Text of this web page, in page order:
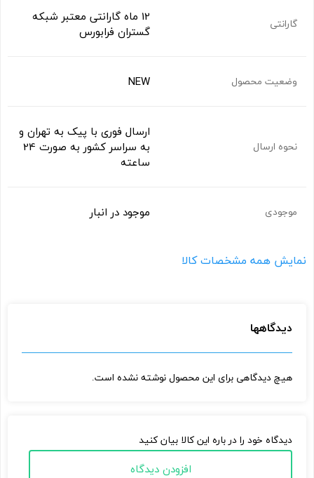
گارانتی
12 ماه گارانتی معتبر شبکه
گستران فرابورس
وضعیت محصول NEW
نحوه ارسال
ارسال فوری با پیک به تهران و
به سراسر کشور به صورت 24
ساعته
موجودی موجود در انبار
نمایش همه مشخصات کالا
دیدگاه خود را در باره این کالا بیان کنید
افزودن دیدگاه
دیدگاهها
هیچ دیدگاهی برای این محصول نوشته نشده است.